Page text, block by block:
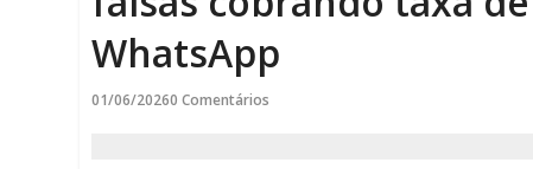
licenciamento
por
WhatsApp
01/06/20260 Comentários